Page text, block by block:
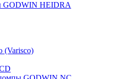
GODWIN HEIDRA
(Varisco)